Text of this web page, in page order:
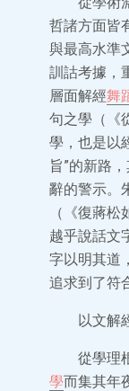
哲諸方面皆
與最高水準
訓詁考據，
層面解經舞
句之學（《
學，也是以
旨”的新路
辭的警示。
（《復蔣
越乎說話文
字以明其道
追求到了符
以文解
從學理
學而集其年